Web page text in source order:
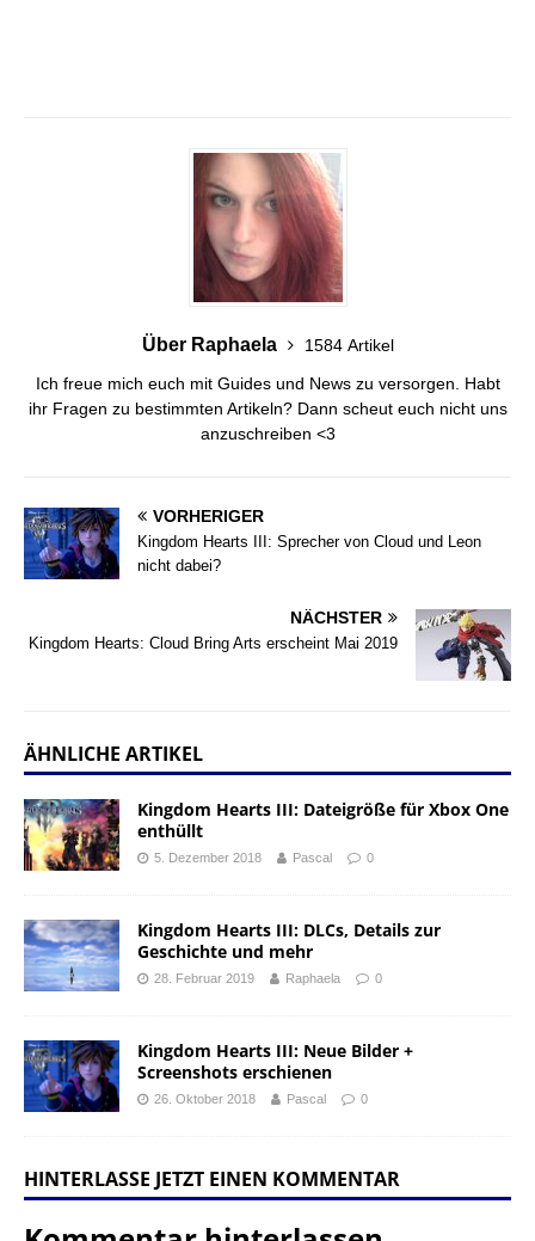
Über Raphaela
1584 Artikel
Ich freue mich euch mit Guides und News zu versorgen. Habt
ihr Fragen zu bestimmten Artikeln? Dann scheut euch nicht uns
anzuschreiben <3
VORHERIGER
Kingdom Hearts III: Sprecher von Cloud und Leon
nicht dabei?
NÄCHSTER
Kingdom Hearts: Cloud Bring Arts erscheint Mai 2019
ÄHNLICHE ARTIKEL
Kingdom Hearts III: Dateigröße für Xbox One
enthüllt
5. Dezember 2018 Pascal 0
Kingdom Hearts III: DLCs, Details zur
Geschichte und mehr
28. Februar 2019 Raphaela 0
Kingdom Hearts III: Neue Bilder +
Screenshots erschienen
26. Oktober 2018 Pascal 0
HINTERLASSE JETZT EINEN KOMMENTAR